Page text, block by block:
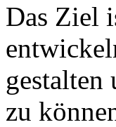
Das Ziel
gestalten
zu